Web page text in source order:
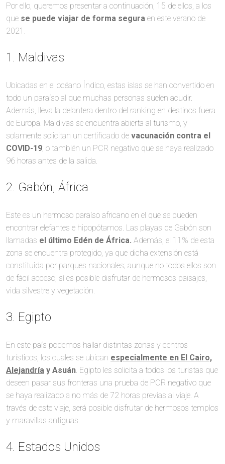
Por ello, queremos presentar a continuación, 15 de ellos, a los
que se puede viajar de forma segura en este verano de
2021.
1. Maldivas
Ubicadas en el océano Índico, estas islas se han convertido en
todo un paraíso al que muchas personas suelen acudir.
Además, lleva la delantera dentro del ranking en destinos fuera
de Europa. Maldivas se encuentra abierta al turismo, y
solamente solicitan un certificado de vacunación contra el
COVID-19; o también un PCR negativo que se haya realizado
96 horas antes de la salida.
2. Gabón, África
Este es un hermoso paraíso africano en el que se pueden
encontrar elefantes e hipopótamos. Las playas de Gabón son
llamadas el último Edén de África. Además, el 11% de esta
zona se encuentra protegido, ya que dicha extensión está
constituida por parques nacionales; aunque no todos ellos son
de fácil acceso, sí es posible disfrutar de hermosos paisajes,
vida silvestre y vegetación.
3. Egipto
En este país podemos hallar distintas zonas y centros
turísticos, los cuales se ubican especialmente en El Cairo,
Alejandría y Asuán. Egipto les solicita a todos los turistas que
deseen pasar sus fronteras una prueba de PCR negativo que
se haya realizado a no más de 72 horas previas al viaje. A
través de este viaje, será posible disfrutar de hermosos templos
y maravillas antiguas.
4. Estados Unidos